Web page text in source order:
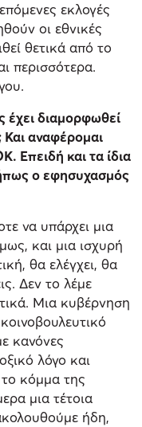
εκλογές
οι εθνικές
θετικά από το
περισσότερα.
έχει διαμορφωθεί
Και αναφέρομαι
Επειδή και τα ίδια
ο εφησυχασμός
να υπάρχει μια
και μια ισχυρή
θα ελέγχει, θα
Δεν το λέμε
Μια κυβέρνηση
κανόνες
λόγο και
κόμμα της
μια τέτοια
ήδη,